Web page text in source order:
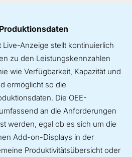
Live-Anzeige stellt kontinuierlich
zu den Leistungskennzahlen
wie Verfügbarkeit, Kapazität und
ermöglicht so die
Die OEE-
an die Anforderungen
werden, egal ob es sich um die
Add-on-Displays in der
Produktivitätsübersicht oder